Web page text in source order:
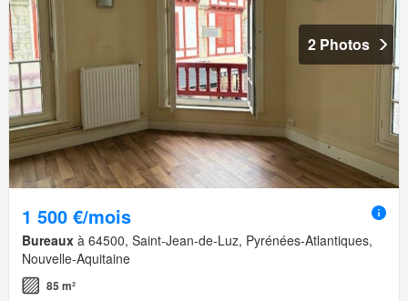
2 Photos
1 500 €/mois
Bureaux à 64500, Saint-Jean-de-Luz, Pyrénées-Atlantiques,
Nouvelle-Aquitaine
85 m²